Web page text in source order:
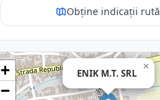
Obține indicații rută
ENIK M.T. SRL
×
+
−